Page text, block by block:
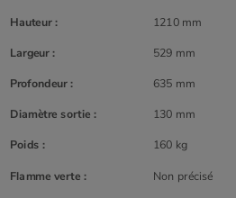
Hauteur : 1210 mm
Largeur :
529 mm
Profondeur :
635 mm
Diamètre sortie : 130 mm
Poids : 160 kg
Flamme verte : Non précisé